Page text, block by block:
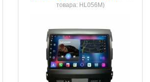
товара: HL056M)